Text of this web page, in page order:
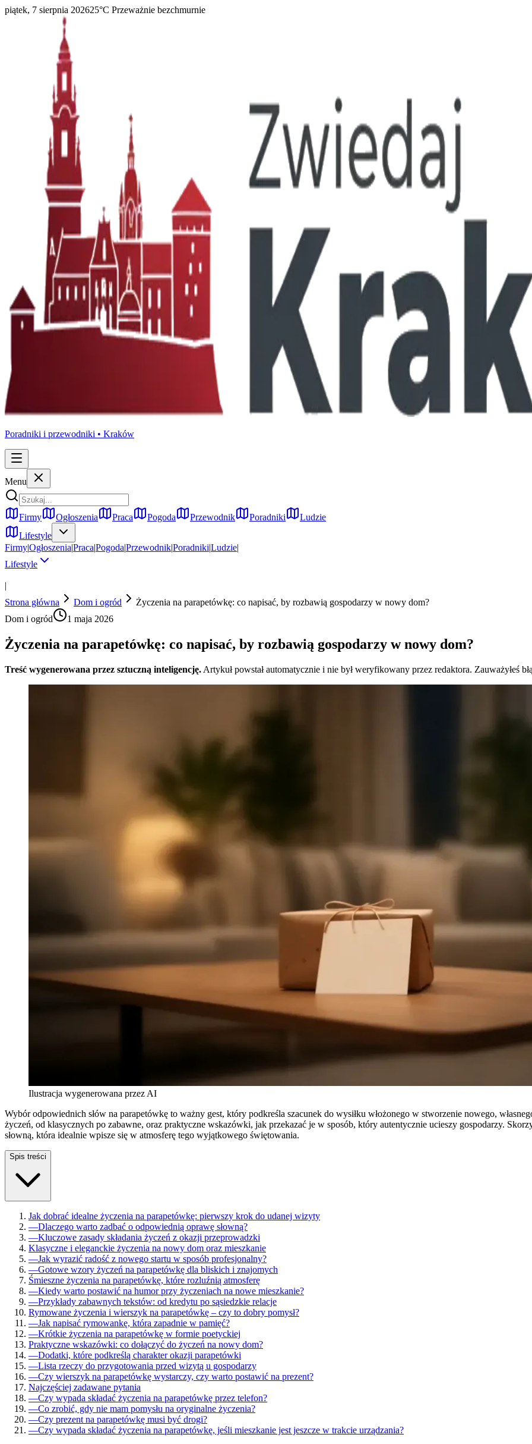
piątek, 7 sierpnia 202625°C Przeważnie bezchmurnie
Poradniki i przewodniki • Kraków
Menu
Firmy Ogłoszenia Praca Pogoda Przewodnik Poradniki
Ludzie
Lifestyle
Firmy|Ogłoszenia|Praca|Pogoda|Przewodnik|Poradniki|Ludzie|
Lifestyle
|
Strona główna
Dom i ogród
Życzenia na parapetówkę: co napisać, by rozbawią gospodarzy w nowy dom?
Dom i ogród
1 maja 2026
Życzenia na parapetówkę: co napisać, by rozbawią gospodarzy w nowy dom?
Treść wygenerowana przez sztuczną inteligencję. Artykuł powstał automatycznie i nie był weryfikowany przez redaktora. Zauważyłeś
Ilustracja wygenerowana przez AI
Wybór odpowiednich słów na parapetówkę to ważny gest, który podkreśla szacunek do wysiłku włożonego w stworzenie nowego,
życzeń, od klasycznych po zabawne, oraz praktyczne wskazówki, jak przekazać je w sposób, który autentycznie ucieszy gospodarzy.
słowną, która idealnie wpisze się w atmosferę tego wyjątkowego świętowania.
Spis treści
Jak dobrać idealne życzenia na parapetówkę: pierwszy krok do udanej wizyty
—Dlaczego warto zadbać o odpowiednią oprawę słowną?
—Kluczowe zasady składania życzeń z okazji przeprowadzki
Klasyczne i eleganckie życzenia na nowy dom oraz mieszkanie
—Jak wyrazić radość z nowego startu w sposób profesjonalny?
—Gotowe wzory życzeń na parapetówkę dla bliskich i znajomych
Śmieszne życzenia na parapetówkę, które rozluźnią atmosferę
—Kiedy warto postawić na humor przy życzeniach na nowe mieszkanie?
—Przykłady zabawnych tekstów: od kredytu po sąsiedzkie relacje
Rymowane życzenia i wierszyk na parapetówkę – czy to dobry pomysł?
—Jak napisać rymowankę, która zapadnie w pamięć?
—Krótkie życzenia na parapetówkę w formie poetyckiej
Praktyczne wskazówki: co dołączyć do życzeń na nowy dom?
—Dodatki, które podkreślą charakter okazji parapetówki
—Lista rzeczy do przygotowania przed wizytą u gospodarzy
—Czy wierszyk na parapetówkę wystarczy, czy warto postawić na prezent?
Najczęściej zadawane pytania
—Czy wypada składać życzenia na parapetówkę przez telefon?
—Co zrobić, gdy nie mam pomysłu na oryginalne życzenia?
—Czy prezent na parapetówkę musi być drogi?
—Czy wypada składać życzenia na parapetówkę, jeśli mieszkanie jest jeszcze w trakcie urządzania?